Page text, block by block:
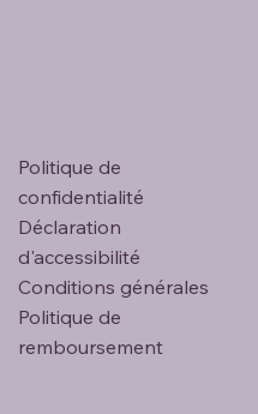
Politique de
confidentialité
Déclaration
d'accessibilité
Conditions générales
Politique de
remboursement